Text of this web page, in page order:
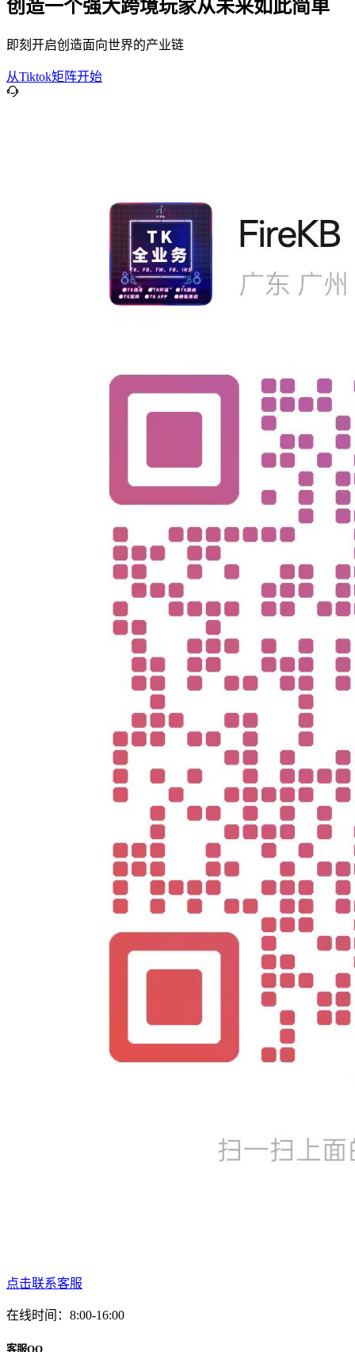
创造一个强大跨境玩家从未来如此简单
即刻开启创造面向世界的产业链
从Tiktok矩阵开始
点击联系客服
在线时间：8:00-16:00
客服QQ